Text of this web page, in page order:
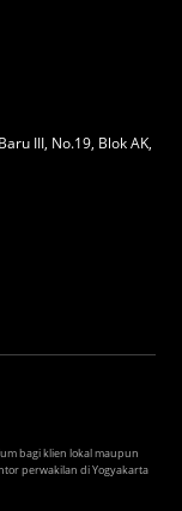
III, No.19, Blok AK,
bagi klien lokal maupun
perwakilan di Yogyakarta